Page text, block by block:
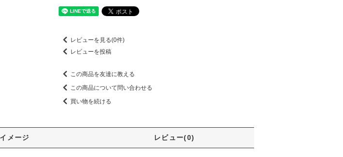
レビューを見る(0件)
レビューを投稿
この商品を友達に教える
この商品について問い合わせる
買い物を続ける
イメージ レビュー(0)